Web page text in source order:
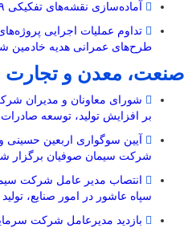
آماده‌سازی نقشه‌های تفکیکی ۵۹ هکتار از ارتش در کمربندی میانی
تداوم عملیات اجرایی
طرح‌های عمرانی هدیه خادمین
صنعت، معدن و تجارت
شورای معاونان و مدیران
بر افزایش تولید، توسعه صادرات
آیین سوگواری اربعین حسینی
شرکت سیمان صوفیان برگزار
انتصاب مدیر عامل شرکت
سپاه عاشور در امور صنایع،
بازدید مدیرعامل شرکت